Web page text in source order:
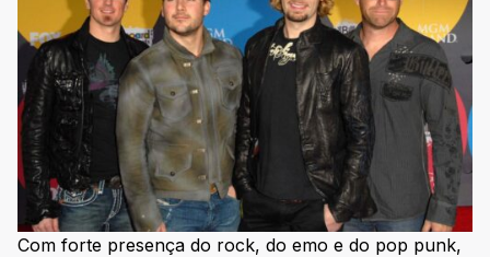
Com forte presença do rock, do emo e do pop punk,